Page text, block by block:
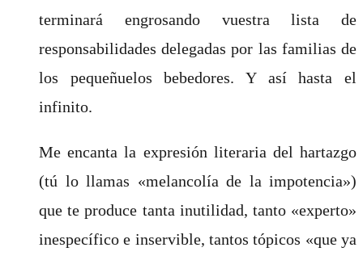
terminará engrosando vuestra lista de
responsabilidades delegadas por las familias de
los pequeñuelos bebedores. Y así hasta el
infinito.
Me encanta la expresión literaria del hartazgo
(tú lo llamas «melancolía de la impotencia»)
que te produce tanta inutilidad, tanto «experto»
inespecífico e inservible, tantos tópicos «que ya